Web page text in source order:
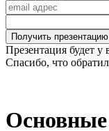
Получить презентацию
Презентация будет у
Спасибо, что
Основные